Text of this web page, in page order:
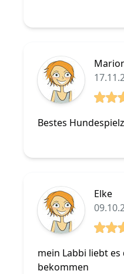
Bestes
Elke
mein Labbi liebt
bekommen